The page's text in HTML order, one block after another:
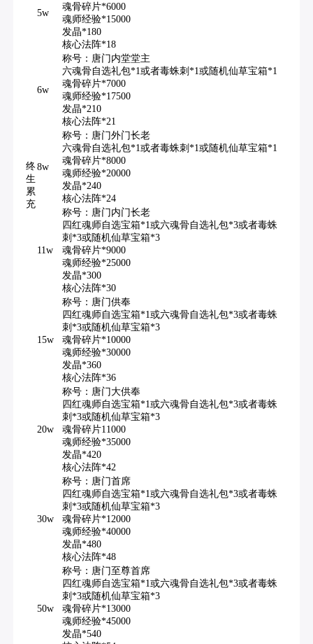
终
生
累
充
5w
魂骨碎片*6000
魂师经验*15000
发晶*180
核心法阵*18
6w
称号：唐门内堂堂主
六魂骨自选礼包*1或者毒蛛刺*1或随机仙草宝箱*1
魂骨碎片*7000
魂师经验*17500
发晶*210
核心法阵*21
8w
称号：唐门外门长老
六魂骨自选礼包*1或者毒蛛刺*1或随机仙草宝箱*1
魂骨碎片*8000
魂师经验*20000
发晶*240
核心法阵*24
11w
称号：唐门内门长老
四红魂师自选宝箱*1或六魂骨自选礼包*3或者毒蛛
刺*3或随机仙草宝箱*3
魂骨碎片*9000
魂师经验*25000
发晶*300
核心法阵*30
15w
称号：唐门供奉
四红魂师自选宝箱*1或六魂骨自选礼包*3或者毒蛛
刺*3或随机仙草宝箱*3
魂骨碎片*10000
魂师经验*30000
发晶*360
核心法阵*36
20w
称号：唐门大供奉
四红魂师自选宝箱*1或六魂骨自选礼包*3或者毒蛛
刺*3或随机仙草宝箱*3
魂骨碎片11000
魂师经验*35000
发晶*420
核心法阵*42
30w
称号：唐门首席
四红魂师自选宝箱*1或六魂骨自选礼包*3或者毒蛛
刺*3或随机仙草宝箱*3
魂骨碎片*12000
魂师经验*40000
发晶*480
核心法阵*48
50w
称号：唐门至尊首席
四红魂师自选宝箱*1或六魂骨自选礼包*3或者毒蛛
刺*3或随机仙草宝箱*3
魂骨碎片*13000
魂师经验*45000
发晶*540